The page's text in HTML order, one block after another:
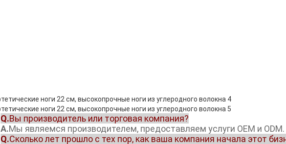
Q.Вы производитель или торговая компания?
А.Мы являемся производителем, предоставляем услуги OEM и ODM.
Q.Сколько лет прошло с тех пор, как ваша компания начала этот